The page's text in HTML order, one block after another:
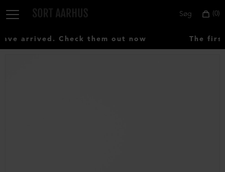
0
Søg
arrived. Check them out now The first